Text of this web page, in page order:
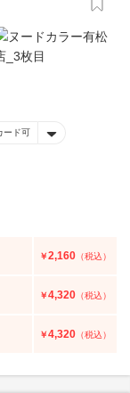
ード可
￥2,160 （税込）
￥4,320 （税込）
￥4,320 （税込）